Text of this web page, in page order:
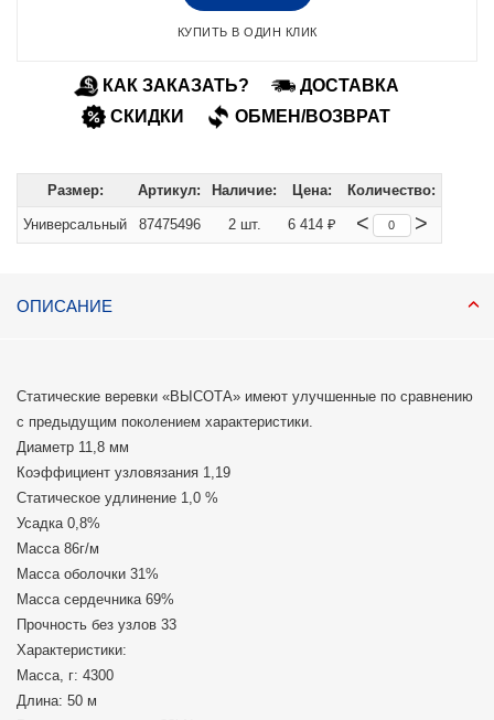
КУПИТЬ В ОДИН КЛИК
КАК ЗАКАЗАТЬ?
ДОСТАВКА
СКИДКИ
ОБМЕН/ВОЗВРАТ
Размер: Артикул: Наличие: Цена: Количество:
Универсальный 87475496 2 шт. 6 414 ₽ < >
ОПИСАНИЕ
Статические веревки «ВЫСОТА» имеют улучшенные по сравнению
с предыдущим поколением характеристики.
Диаметр 11,8 мм
Коэффициент узловязания 1,19
Статическое удлинение 1,0 %
Усадка 0,8%
Масса 86г/м
Масса оболочки 31%
Масса сердечника 69%
Прочность без узлов 33
Характеристики:
Масса, г: 4300
Длина: 50 м